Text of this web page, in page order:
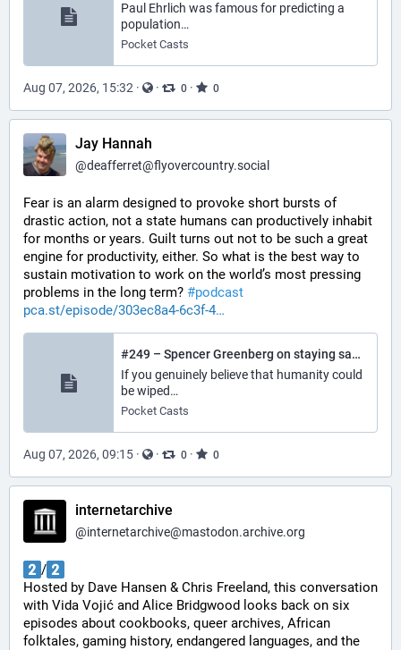
Paul Ehrlich was famous for predicting a
population…
Pocket Casts
Aug 07, 2026, 15:32 · · 0 · 0
Jay Hannah
@deafferret@flyovercountry.social
Fear is an alarm designed to provoke short bursts of
drastic action, not a state humans can productively inhabit
for months or years. Guilt turns out not to be such a great
engine for productivity, either. So what is the best way to
sustain motivation to work on the world’s most pressing
problems in the long term? #podcast
pca.st/episode/303ec8a4-6c3f-4
#249 – Spencer Greenberg on staying sane while trying to save the world
If you genuinely believe that humanity could
be wiped…
Pocket Casts
Aug 07, 2026, 09:15 · · 0 · 0
internetarchive
@internetarchive@mastodon.archive.org
/
Hosted by Dave Hansen & Chris Freeland, this conversation
with Vida Vojić and Alice Bridgwood looks back on six
episodes about cookbooks, queer archives, African
folktales, gaming history, endangered languages, and the